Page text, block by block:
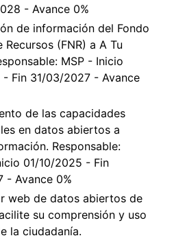
- Avance 0%
de información del Fondo
Recursos (FNR) a A Tu
MSP - Inicio
- Fin 31/03/2027 - Avance
de las capacidades
en datos abiertos a
Responsable:
01/10/2025 - Fin
- Avance 0%
web de datos abiertos de
su comprensión y uso
la ciudadanía.